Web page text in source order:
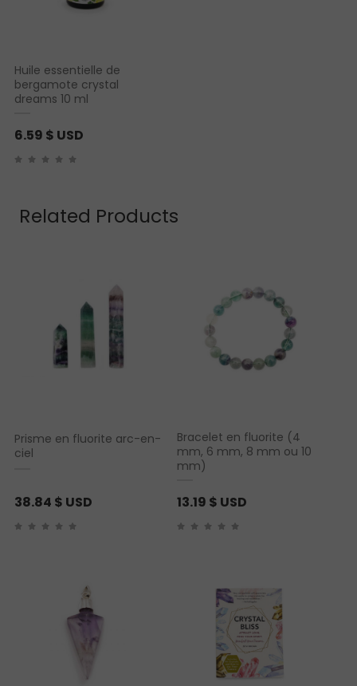
Huile essentielle de
bergamote crystal
dreams 10 ml
6.59 $ USD
Related Products
Prisme en fluorite arc-en-
ciel
38.84 $ USD
Bracelet en fluorite (4
mm, 6 mm, 8 mm ou 10
mm)
13.19 $ USD